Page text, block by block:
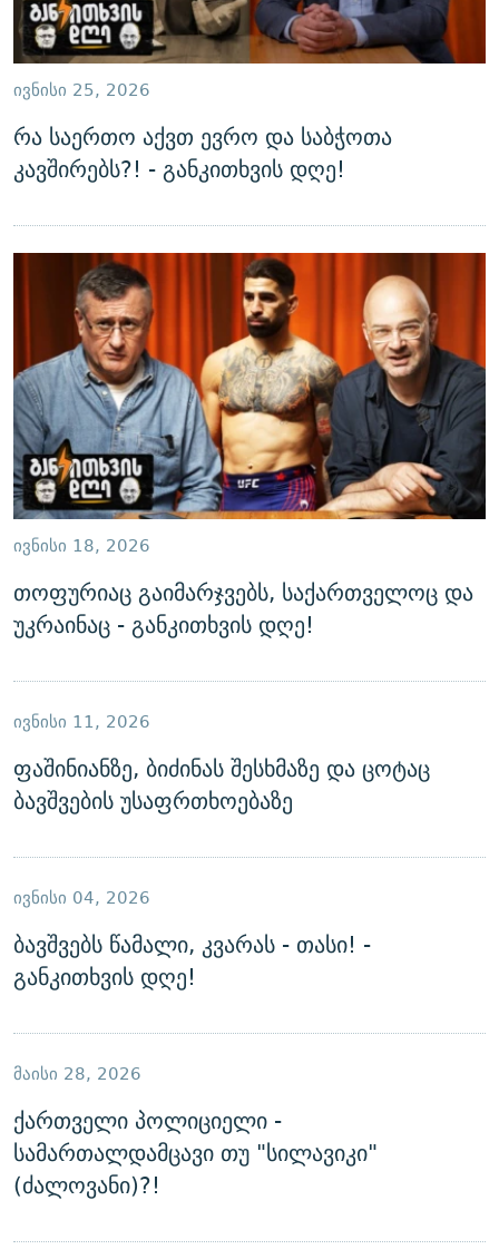
ᲘᲕᲜᲘᲡᲘ 25, 2026
რა საერთო აქვთ ევრო და საბჭოთა
კავშირებს?! - განკითხვის დღე!
ᲘᲕᲜᲘᲡᲘ 18, 2026
თოფურიაც გაიმარჯვებს, საქართველოც და
უკრაინაც - განკითხვის დღე!
ᲘᲕᲜᲘᲡᲘ 11, 2026
ფაშინიანზე, ბიძინას შესხმაზე და ცოტაც
ბავშვების უსაფრთხოებაზე
ᲘᲕᲜᲘᲡᲘ 04, 2026
ბავშვებს წამალი, კვარას - თასი! -
განკითხვის დღე!
ᲛᲐᲘᲡᲘ 28, 2026
ქართველი პოლიციელი -
სამართალდამცავი თუ "სილავიკი"
(ძალოვანი)?!